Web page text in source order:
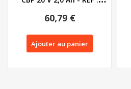
60,79 €
Ajouter au panier